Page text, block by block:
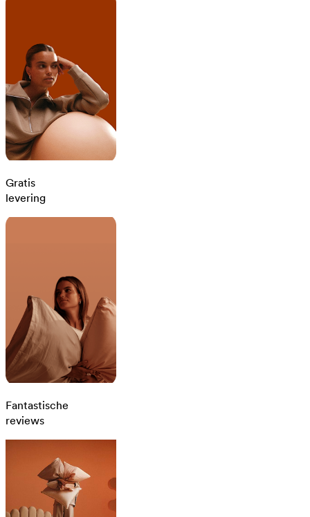
Gratis
levering
Fantastische
reviews